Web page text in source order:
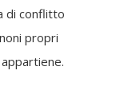
di conflitto
propri